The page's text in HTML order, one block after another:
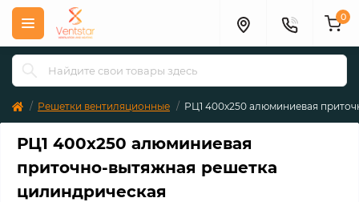
0
Решетки вентиляционные РЦ1 400х250 алюминиевая
РЦ1 400х250 алюминиевая
приточно-вытяжная решетка
цилиндрическая